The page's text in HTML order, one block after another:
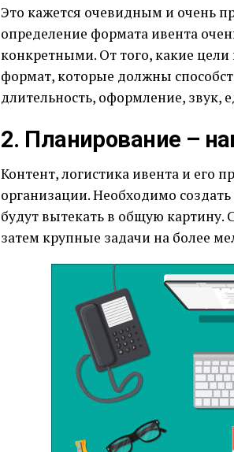
Это кажется очевидным и очень
определение формата ивента
конкретными. От того, какие
формат, которые должны
длительность, оформление, звук,
2. Планирование –
Контент, логистика ивента и его
организации. Необходимо
будут вытекать в общую картину.
затем крупные задачи на более